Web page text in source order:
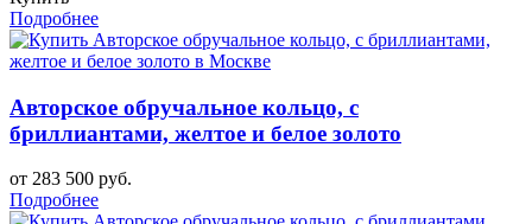
Подробнее
Авторское обручальное кольцо, с
бриллиантами, желтое и белое золото
от 283 500 руб.
Подробнее